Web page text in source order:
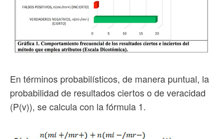
En términos probabilísticos, de manera puntual, la
probabilidad de resultados ciertos o de veracidad
(P(v)), se calcula con la fórmula 1.